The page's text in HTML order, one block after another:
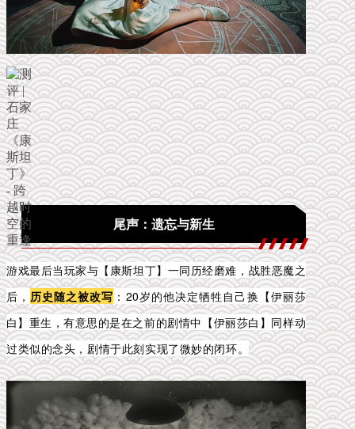
尾声：遗忘与新生
游戏最后当玩家与【康斯坦丁】一同历经磨难，战胜恶魔之
后， 历史随之被改写 ： 20岁的他决定牺牲自己换【伊丽莎
白】重生，有意思的是在之前的剧情中【伊丽莎白】同样动
过类似的念头，剧情于此刻实现了微妙的闭环。